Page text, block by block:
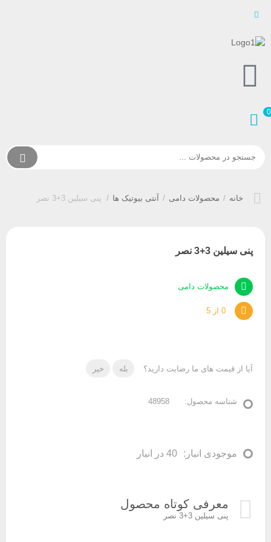
0
خانه / محصولات دامی / آنتی بیوتیک ها / پنی سیلین 3+3 نصر
پنی سیلین 3+3 نصر
محصولات دامی
0 از 5
آیا از قیمت های ما رضایت دارید؟ بله خیر
شناسه محصول: 48958
موجودی انبار: 40 در انبار
معرفی کوتاه محصول
پنی سیلین 3+3 نصر